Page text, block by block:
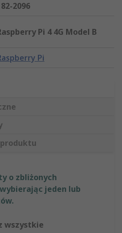
2096
Pi 4 4G Model B
Pi
produktu
o zbliżonych
jeden lub
wszystkie